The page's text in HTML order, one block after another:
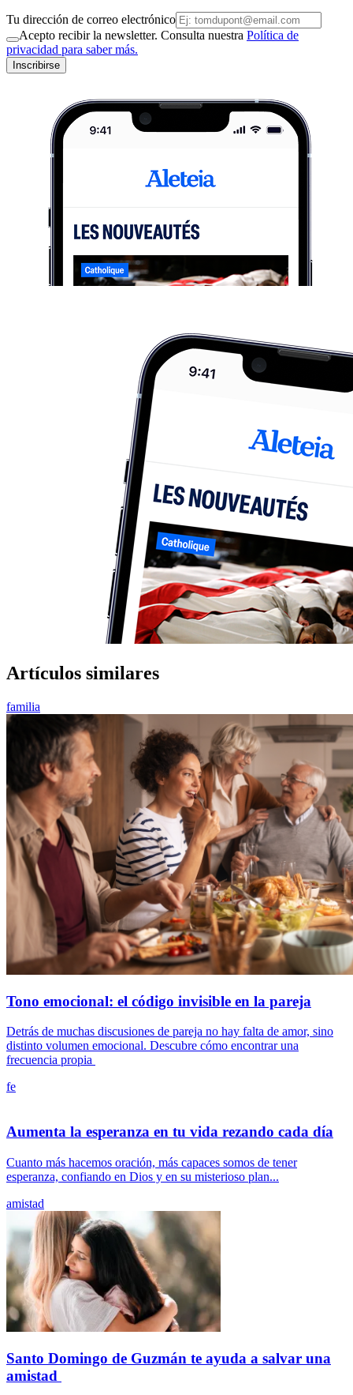
Tu dirección de correo electrónico
Acepto recibir la newsletter. Consulta nuestra Política de
privacidad para saber más.
Inscribirse
Artículos similares
familia
Tono emocional: el código invisible en la pareja
Detrás de muchas discusiones de pareja no hay falta de amor, sino
distinto volumen emocional. Descubre cómo encontrar una
frecuencia propia
fe
Aumenta la esperanza en tu vida rezando cada día
Cuanto más hacemos oración, más capaces somos de tener
esperanza, confiando en Dios y en su misterioso plan...
amistad
Santo Domingo de Guzmán te ayuda a salvar una
amistad